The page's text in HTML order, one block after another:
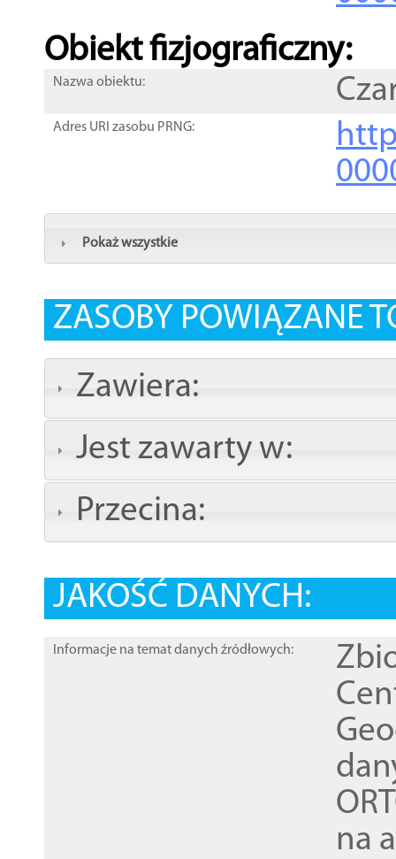
Obiekt fizjograficzny:
Nazwa obiektu:
Adres URI zasobu PRNG:
Pokaż wszystkie
ZASOBY POWIĄZANE
Zawiera:
Jest zawarty w:
Przecina:
JAKOŚĆ DANYCH:
Informacje na temat danych źródłowych:
na